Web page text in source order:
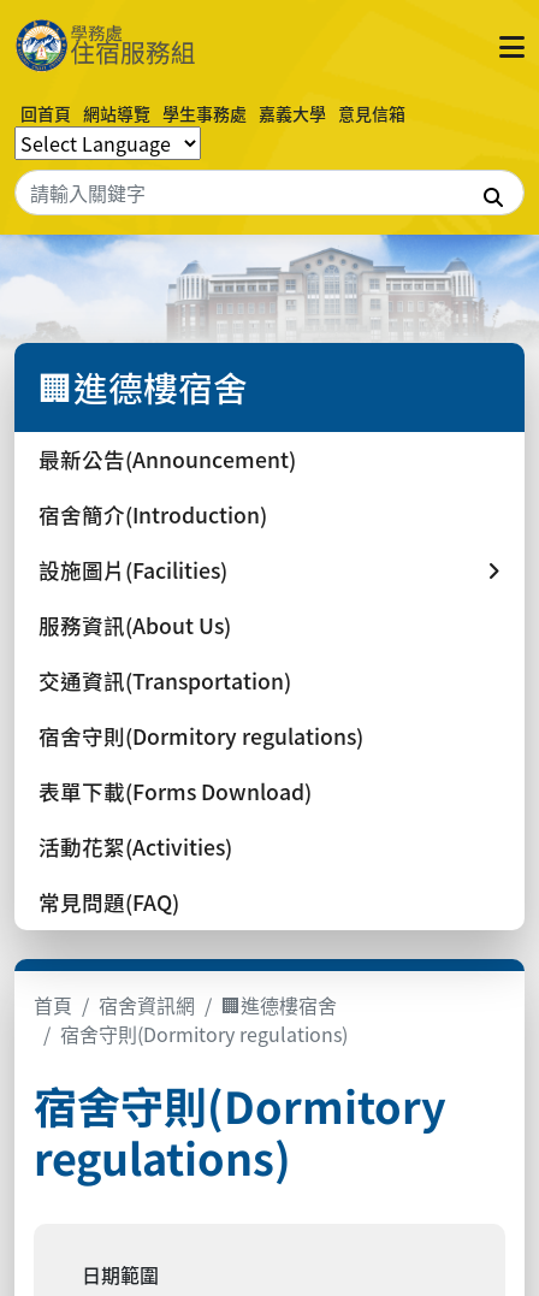
回首頁 網站導覽 學生事務處 嘉義大學 意見信箱
搜尋
🏢進德樓宿舍
最新公告(Announcement)
宿舍簡介(Introduction)
設施圖片(Facilities)
服務資訊(About Us)
交通資訊(Transportation)
宿舍守則(Dormitory regulations)
表單下載(Forms Download)
活動花絮(Activities)
常見問題(FAQ)
首頁 宿舍資訊網
🏢進德樓宿舍
宿舍守則(Dormitory regulations)
宿舍守則(Dormitory
regulations)
日期範圍